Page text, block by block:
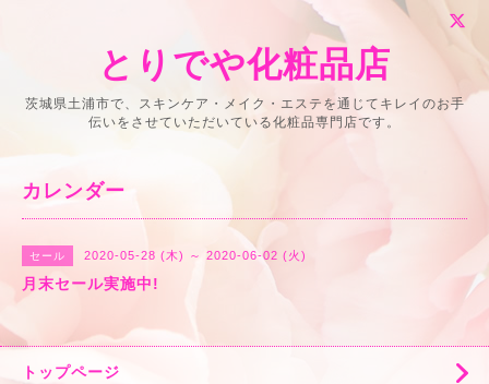
とりでや化粧品店
茨城県土浦市で、スキンケア・メイク・エステを通じてキレイのお手
伝いをさせていただいている化粧品専門店です。
カレンダー
セール 2020-05-28 (木) ～ 2020-06-02 (火)
月末セール実施中!
トップページ